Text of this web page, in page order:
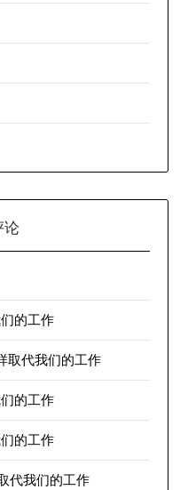
论
的工作
取代我们的工作
的工作
的工作
代我们的工作